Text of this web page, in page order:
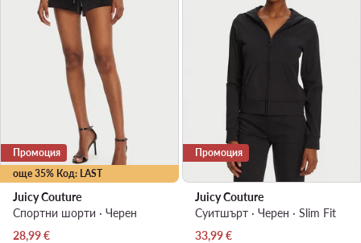
още 35% Код: LAST
Промоция
Juicy Couture
Спортни шорти · Черен
Актуална цена
28,99€
Промоция
Juicy Couture
Суитшърт · Черен · Slim Fit
Актуална цена
33,99€